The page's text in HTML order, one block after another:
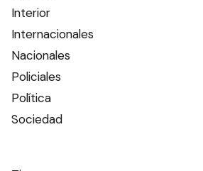
Interior
Internacionales
Nacionales
Policiales
Política
Sociedad